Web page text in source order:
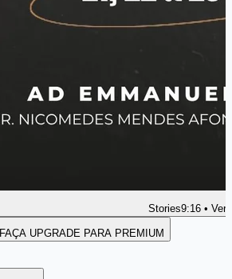
Stories9:16 •
FAÇA UPGRADE PARA PREMIUM